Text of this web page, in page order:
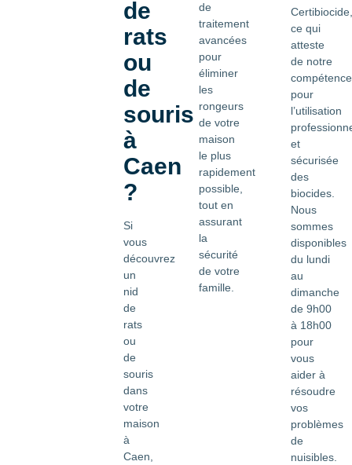
de
rats
ou
de
souris
à
Caen
?
Si
vous
découvrez
un
nid
de
rats
ou
de
souris
dans
votre
maison
à
Caen,
de
traitement
avancées
pour
éliminer
les
rongeurs
de votre
maison
le plus
rapidement
possible,
tout en
assurant
la
sécurité
de votre
famille.
Certibiocide,
ce qui
atteste
de notre
compétence
pour
l’utilisation
et
sécurisée
des
biocides.
Nous
sommes
disponibles
du lundi
au
dimanche
de 9h00
à 18h00
pour
vous
aider à
résoudre
vos
problèmes
de
nuisibles.